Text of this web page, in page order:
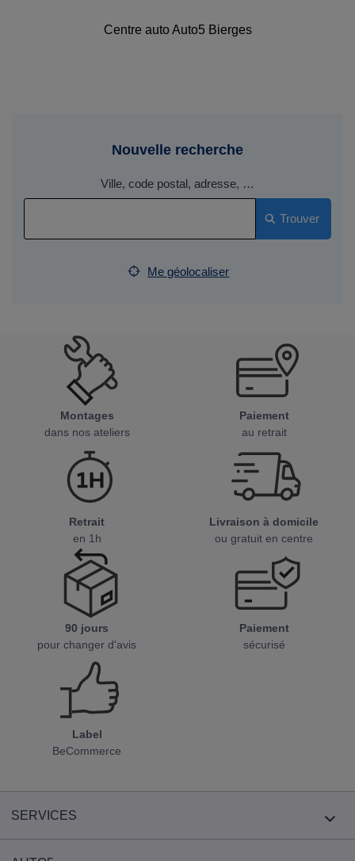
Centre auto Auto5 Bierges
Nouvelle recherche
Ville, code postal, adresse, …
Trouver
Me géolocaliser
SERVICES
Montages
dans nos ateliers
Paiement
au retrait
Retrait
en 1h
Livraison à domicile
ou gratuit en centre
90 jours
pour changer d'avis
Paiement
sécurisé
Label
BeCommerce